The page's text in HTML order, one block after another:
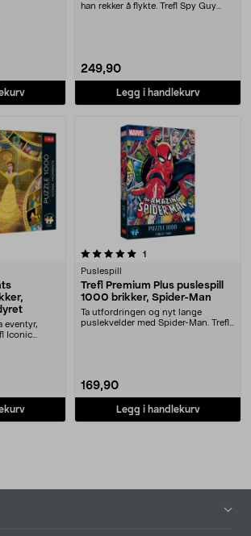
han rekker å flykte. Trefl Spy Guy
249,90
Legg i handlekurv
eventyr,
Iconic
1
Puslespill
Trefl Premium Plus puslespill
1000 brikker, Spider-Man
Ta utfordringen og nyt lange
puslekvelder med Spider-Man. Trefl
169,90
Legg i handlekurv